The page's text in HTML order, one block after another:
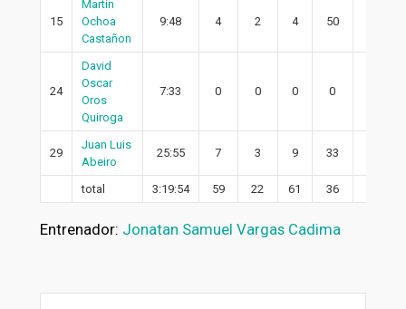
15
Martín
Ochoa
Castañon
9:48 4 2 4 50
24
David
Oscar
Oros
Quiroga
7:33 0 0 0 0
29
Juan Luis
Abeiro
25:55 7 3 9 33
total 3:19:54 59 22 61 36
Entrenador: Jonatan Samuel Vargas Cadima